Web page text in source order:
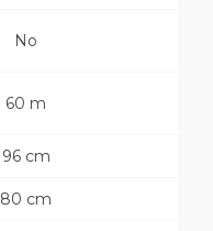
No
60 m
96 cm
80 cm